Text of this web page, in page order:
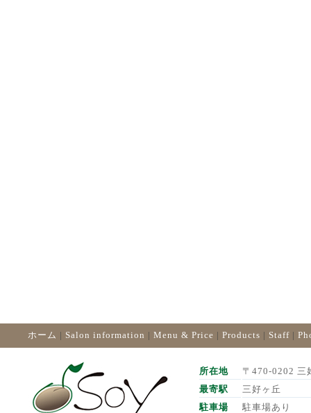
ホーム | Salon information | Menu & Price | Products | Staff |
所在地
〒470-0202 三
最寄駅
三好ヶ丘
駐車場
駐車場あり